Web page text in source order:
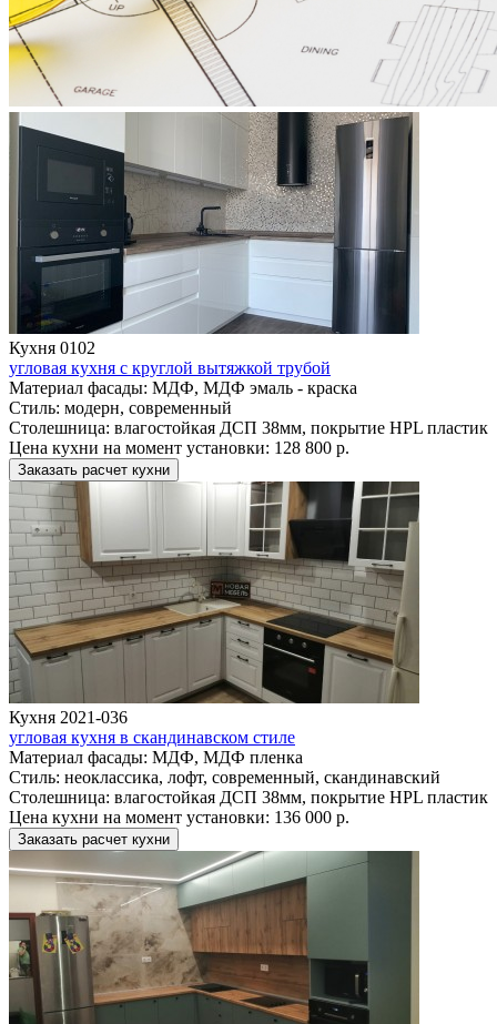
Кухня 0102
угловая кухня с круглой вытяжкой трубой
Материал фасады: МДФ, МДФ эмаль - краска
Стиль: модерн, современный
Столешница: влагостойкая ДСП 38мм, покрытие HPL пластик
Цена кухни на момент установки: 128 800 р.
Заказать расчет кухни
Кухня 2021-036
угловая кухня в скандинавском стиле
Материал фасады: МДФ, МДФ пленка
Стиль: неоклассика, лофт, современный, скандинавский
Столешница: влагостойкая ДСП 38мм, покрытие HPL пластик
Цена кухни на момент установки: 136 000 р.
Заказать расчет кухни